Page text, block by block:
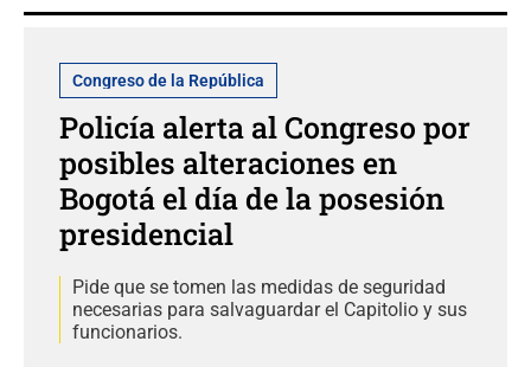
Congreso de la República
Policía alerta al Congreso por
posibles alteraciones en
Bogotá el día de la posesión
presidencial
Pide que se tomen las medidas de seguridad
necesarias para salvaguardar el Capitolio y sus
funcionarios.